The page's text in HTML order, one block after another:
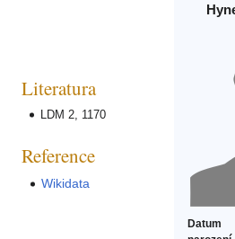
Datum
Literatura
LDM 2, 1170
Reference
Wikidata